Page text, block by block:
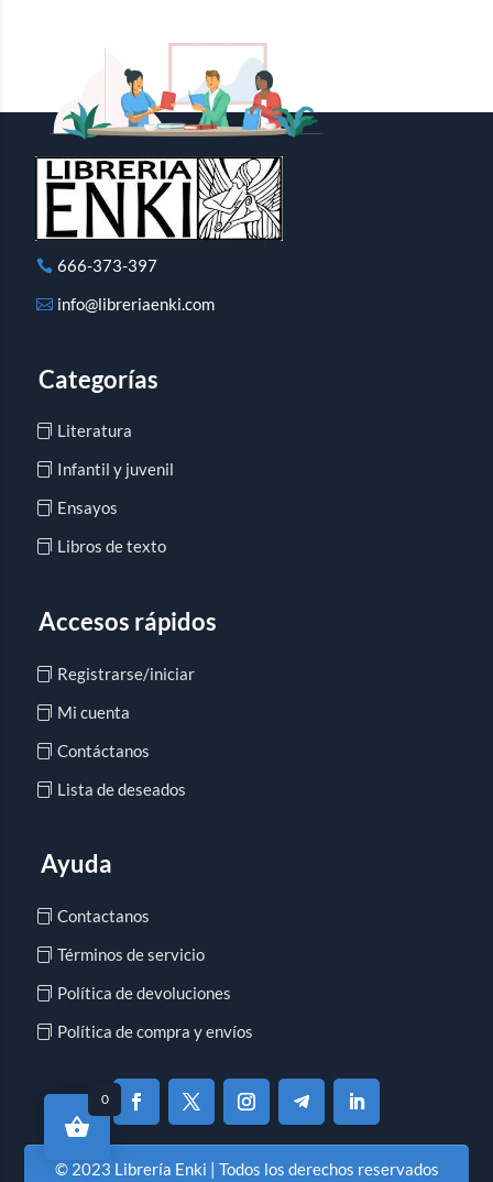
666-373-397
info@libreriaenki.com
Categorías
Literatura
Infantil y juvenil
Ensayos
Libros de texto
Accesos rápidos
Registrarse/iniciar
Mi cuenta
Contáctanos
Lista de deseados
Ayuda
Contactanos
Términos de servicio
Política de devoluciones
Política de compra y envíos
© 2023 Librería Enki | Todos los derechos reservados
0